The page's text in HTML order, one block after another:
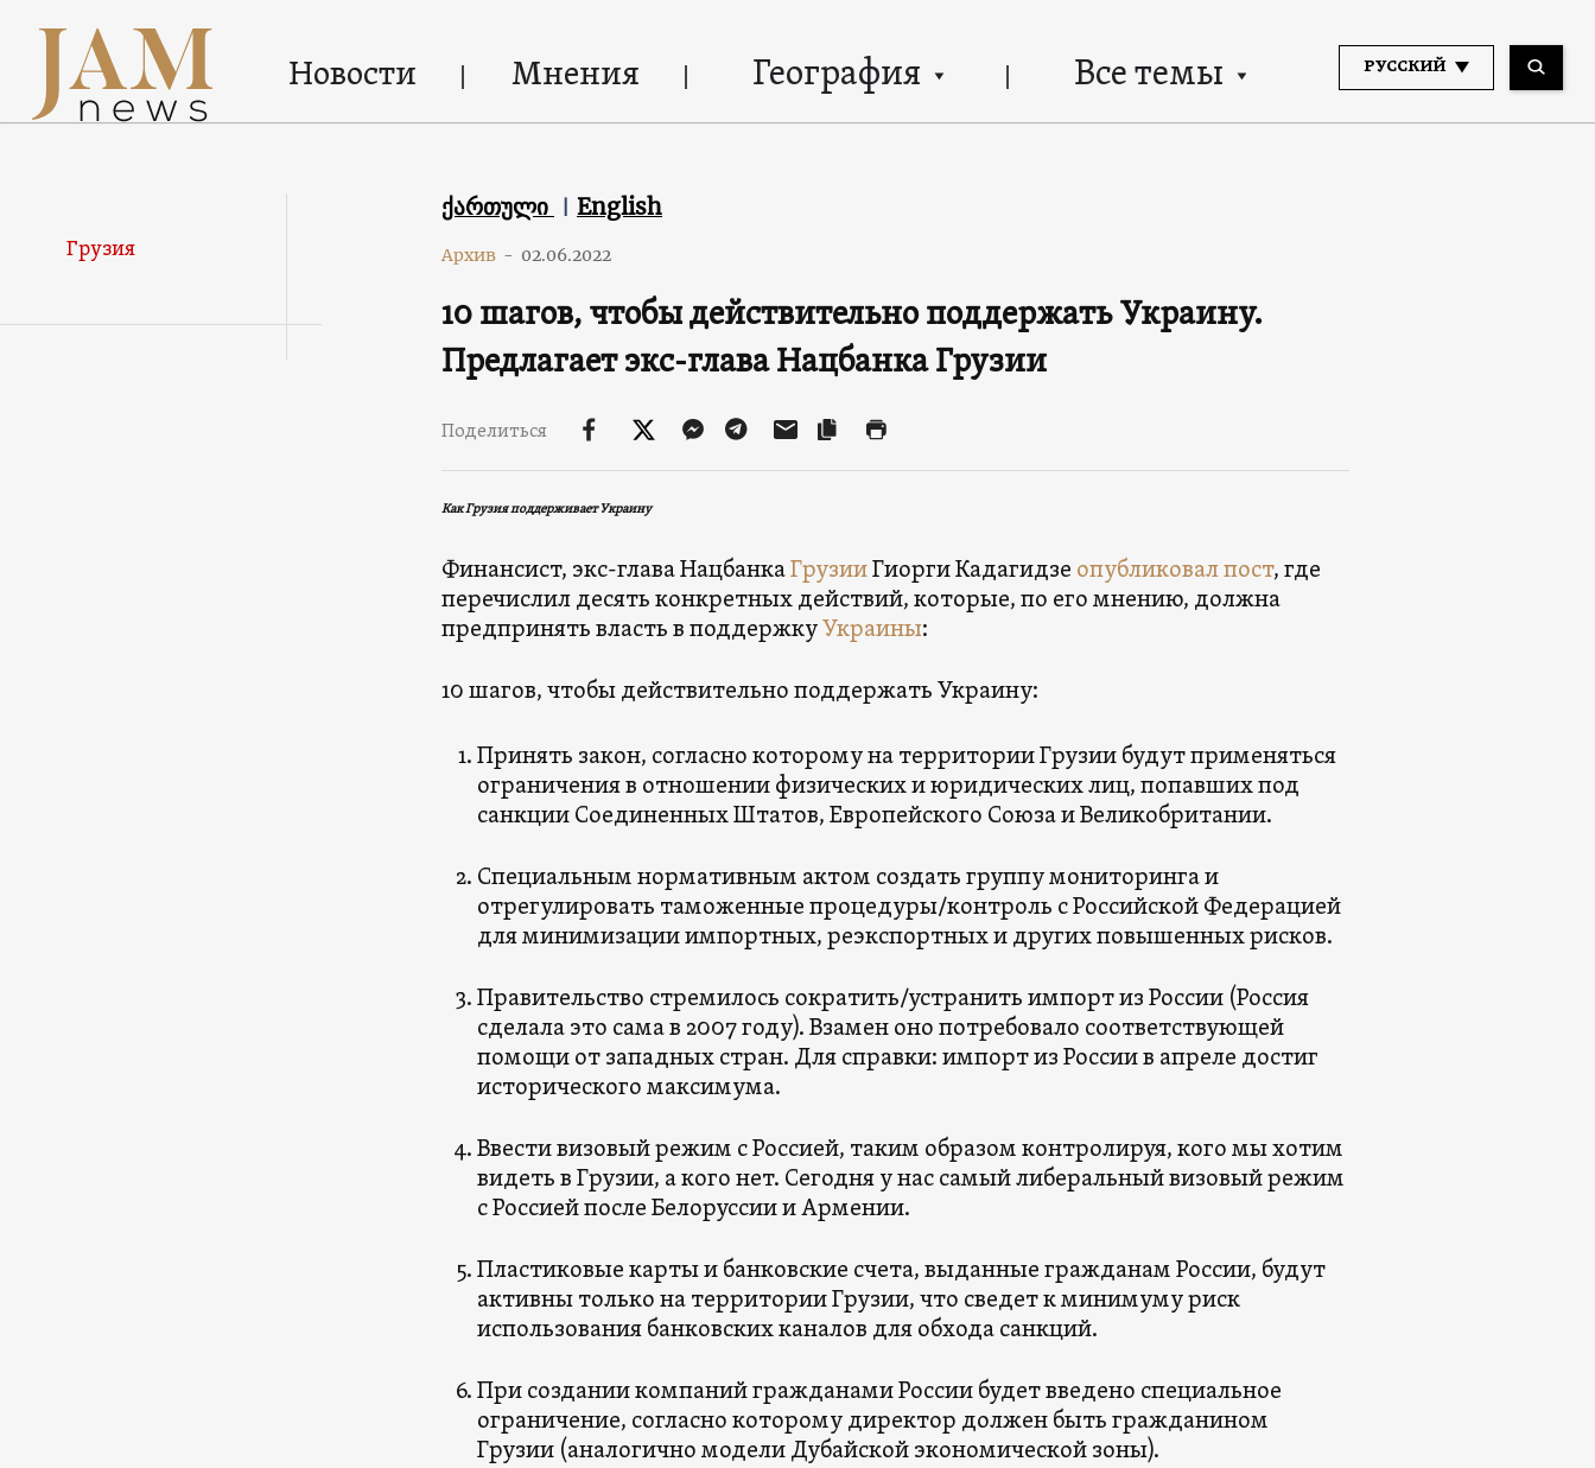
Новости Мнения География Все темы РУССКИЙ
Грузия
ქართული English
Архив - 02.06.2022
10 шагов, чтобы действительно поддержать Украину.
Предлагает экс-глава Нацбанка Грузии
Поделиться
Как Грузия поддерживает Украину
Финансист, экс-глава НацбанкаГрузииГиорги Кадагидзе опубликовал пост, где
перечислил десять конкретных действий, которые, по его мнению, должна
предпринять власть в поддержкуУкраины:
10 шагов, чтобы действительно поддержать Украину:
Принять закон, согласно которому на территории Грузии будут применяться
ограничения в отношении физических и юридических лиц, попавших под
санкции Соединенных Штатов, Европейского Союза и Великобритании.
Специальным нормативным актом создать группу мониторинга и
отрегулировать таможенные процедуры/контроль с Российской Федерацией
для минимизации импортных, реэкспортных и других повышенных рисков.
Правительство стремилось сократить/устранить импорт из России (Россия
сделала это сама в 2007 году). Взамен оно потребовало соответствующей
помощи от западных стран. Для справки: импорт из России в апреле достиг
исторического максимума.
Ввести визовый режим с Россией, таким образом контролируя, кого мы хотим
видеть в Грузии, а кого нет. Сегодня у нас самый либеральный визовый режим
с Россией после Белоруссии и Армении.
Пластиковые карты и банковские счета, выданные гражданам России, будут
активны только на территории Грузии, что сведет к минимуму риск
использования банковских каналов для обхода санкций.
При создании компаний гражданами России будет введено специальное
ограничение, согласно которому директор должен быть гражданином
Грузии (аналогично модели Дубайской экономической зоны).